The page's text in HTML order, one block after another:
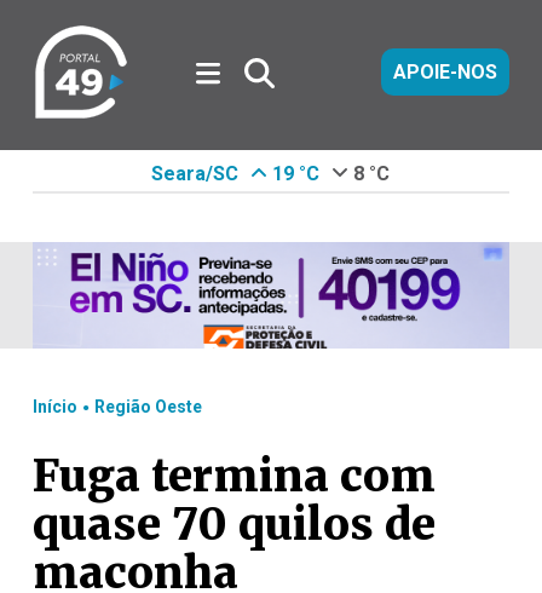
APOIE-NOS
Seara/SC 19 °C 8 °C
Início . Região Oeste
Fuga termina com
quase 70 quilos de
maconha